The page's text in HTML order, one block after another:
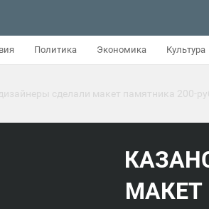
Политика Экономика Культура
сделали макет памятника 200-
МАКЕТ